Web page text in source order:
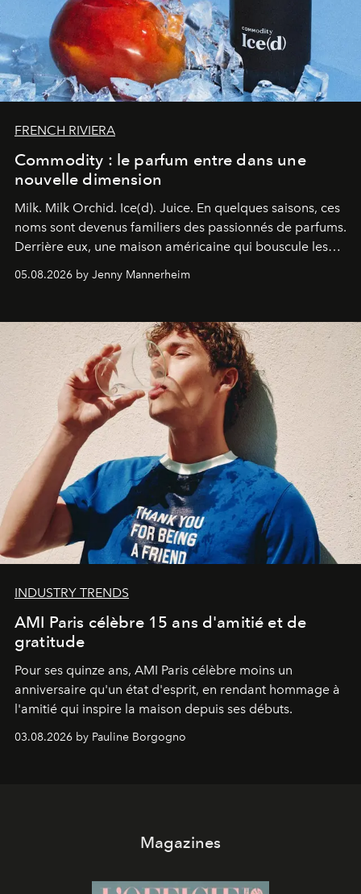
FRENCH RIVIERA
Commodity : le parfum entre dans une
nouvelle dimension
Milk. Milk Orchid. Ice(d). Juice. En quelques saisons, ces
noms sont devenus familiers des passionnés de parfums.
Derrière eux, une maison américaine qui bouscule les
codes de la parfumerie contemporaine en proposant
une approche aussi intuitive que personnelle :
05.08.2026 by Jenny Mannerheim
INDUSTRY TRENDS
AMI Paris célèbre 15 ans d'amitié et de
gratitude
Pour ses quinze ans, AMI Paris célèbre moins un
anniversaire qu'un état d'esprit, en rendant hommage à
l'amitié qui inspire la maison depuis ses débuts.
03.08.2026 by Pauline Borgogno
Magazines